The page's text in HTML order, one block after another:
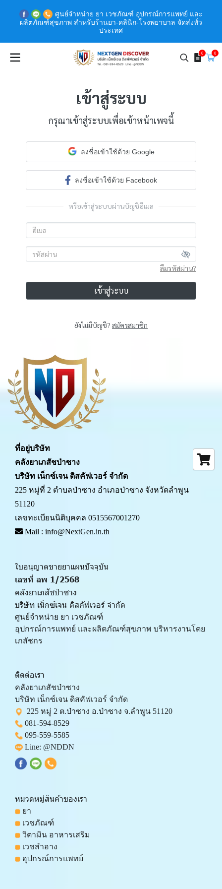
ศูนย์จำหน่าย ยา เวชภัณฑ์ อุปกรณ์การแพทย์ และ
ผลิตภัณฑ์สุขภาพ สำหรับร้านยา-คลินิก-โรงพยาบาล จัดส่งทั่ว
ประเทศ
0 0
เข้าสู่ระบบ
กรุณาเข้าสู่ระบบเพื่อเข้าหน้าเพจนี้
ลงชื่อเข้าใช้ด้วย Google
ลงชื่อเข้าใช้ด้วย Facebook
หรือเข้าสู่ระบบผ่านบัญชีอีเมล
ลืมรหัสผ่าน?
เข้าสู่ระบบ
ยังไม่มีบัญชี? สมัครสมาชิก
ที่อยู่บริษัท
คลังยาเภสัชป่าซาง
บริษัท เน็กซ์เจน ดิสคัฟเวอร์ จำกัด
225 หมู่ที่ 2 ตำบลป่าซาง อำเภอป่าซาง จังหวัดลำพูน
51120
เลขทะเบียนนิติบุคคล 0515567001270
Mail : info@NextGen.in.th
ใบอนุญาตขายยาแผนปัจจุบัน
เลขที่ ลพ 1/2568
คลังยาเภสัชป่าซาง
บริษัท เน็กซ์เจน ดิสคัฟเวอร์ จำกัด
ศูนย์จำหน่าย ยา เวชภัณฑ์
﻿อุปกรณ์การแพทย์ และผลิตภัณฑ์สุขภาพ บริหารงานโดย
เภสัชกร
ติดต่อเรา
คลังยาเภสัชป่าซาง
บริษัท เน็กซ์เจน ดิสคัฟเวอร์ จำกัด
225 หมู่ 2 ต.ป่าซาง อ.ป่าซาง จ.ลำพูน 51120
081-594-8529
095-559-5585
Line: @NDDN
หมวดหมู่สินค้าของเรา
ยา
เวชภัณฑ์
วิตามิน อาหารเสริม
เวชสำอาง
อุปกรณ์การแพทย์